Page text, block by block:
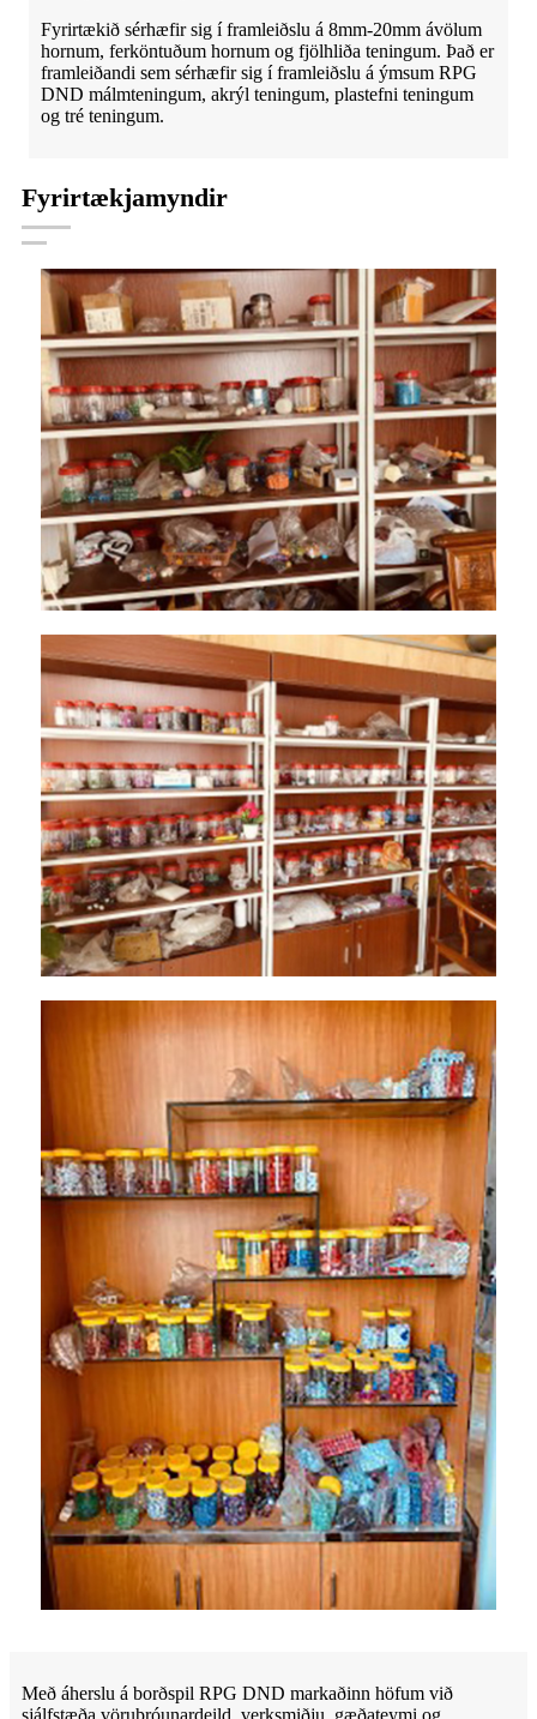
Fyrirtækið sérhæfir sig í framleiðslu á 8mm-20mm ávölum
hornum, ferköntuðum hornum og fjölhliða teningum. Það er
framleiðandi sem sérhæfir sig í framleiðslu á ýmsum RPG
DND málmteningum, akrýl teningum, plastefni teningum
og tré teningum.
Fyrirtækjamyndir
Með áherslu á borðspil RPG DND markaðinn höfum við